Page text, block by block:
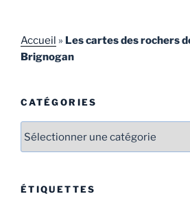
Accueil » Les cartes des rochers
Brignogan
CATÉGORIES
ÉTIQUETTES